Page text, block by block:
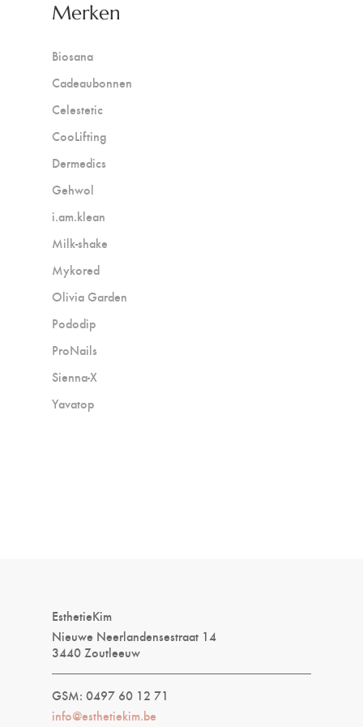
Merken
Biosana
Cadeaubonnen
Celestetic
CooLifting
Dermedics
Gehwol
i.am.klean
Milk-shake
Mykored
Olivia Garden
Pododip
ProNails
Sienna-X
Yavatop
EsthetieKim
Nieuwe Neerlandensestraat 14
3440 Zoutleeuw
GSM: 0497 60 12 71
info@esthetiekim.be